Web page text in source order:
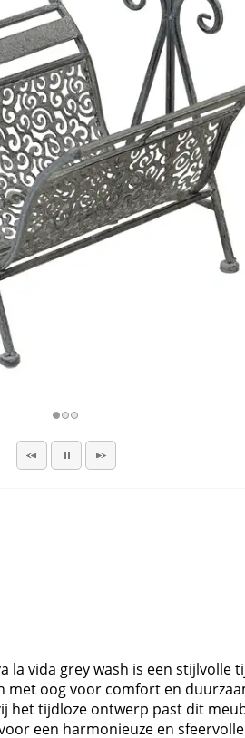
la vida grey wash is een
oog voor comfort en
het tijdloze ontwerp past dit
een harmonieuze en